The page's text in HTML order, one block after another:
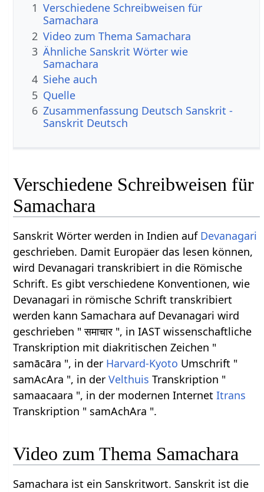
1 Verschiedene Schreibweisen für
Samachara
2 Video zum Thema Samachara
3 Ähnliche Sanskrit Wörter wie
Samachara
4 Siehe auch
5 Quelle
6 Zusammenfassung Deutsch Sanskrit -
Sanskrit Deutsch
Verschiedene Schreibweisen für
Samachara
Sanskrit Wörter werden in Indien auf Devanagari
geschrieben. Damit Europäer das lesen können,
wird Devanagari transkribiert in die Römische
Schrift. Es gibt verschiedene Konventionen, wie
Devanagari in römische Schrift transkribiert
werden kann Samachara auf Devanagari wird
geschrieben " समाचार ", in IAST wissenschaftliche
Transkription mit diakritischen Zeichen "
samācāra ", in der Harvard-Kyoto Umschrift "
samAcAra ", in derVelthuis Transkription "
samaacaara ", in der modernen InternetItrans
Transkription " samAchAra ".
Video zum Thema Samachara
Samachara ist ein Sanskritwort. Sanskrit ist die